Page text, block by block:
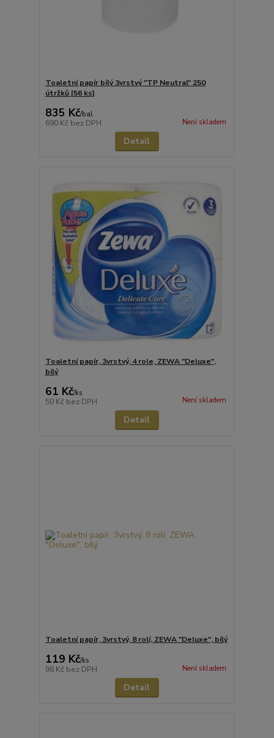
Toaletní papír bílý 3vrstvý "TP Neutral" 250
útržků [56 ks]
835 Kč/bal
690 Kč bez DPH Není skladem
Detail
Toaletní papír, 3vrstvý, 4 role, ZEWA "Deluxe",
bílý
61 Kč/ks
50 Kč bez DPH Není skladem
Detail
Toaletní papír, 3vrstvý, 8 rolí, ZEWA "Deluxe", bílý
119 Kč/ks
98 Kč bez DPH Není skladem
Detail